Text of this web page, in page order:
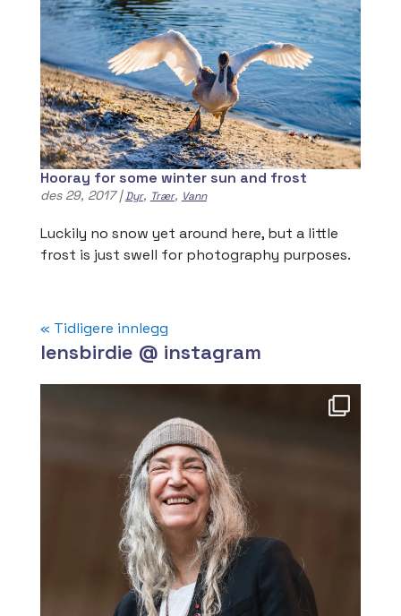
Hooray for some winter sun and frost
des 29, 2017|Dyr, Trær, Vann
Luckily no snow yet around here, but a little
frost is just swell for photography purposes.
« Tidligere innlegg
lensbirdie @ instagram